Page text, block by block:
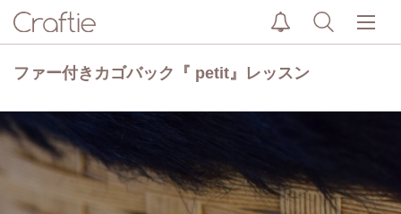
ファー付きカゴバック『 petit』レッスン